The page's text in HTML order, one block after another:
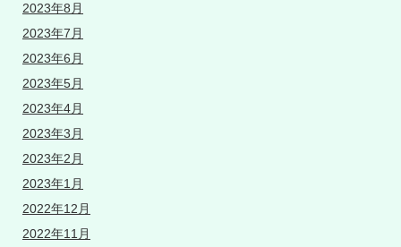
2023年8月
2023年7月
2023年6月
2023年5月
2023年4月
2023年3月
2023年2月
2023年1月
2022年12月
2022年11月